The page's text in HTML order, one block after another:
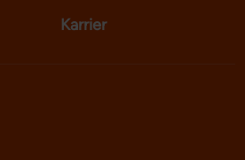
Karrier